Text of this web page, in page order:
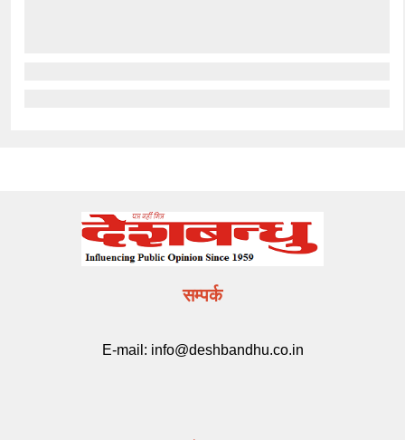
सम्पर्क
E-mail: info@deshbandhu.co.in